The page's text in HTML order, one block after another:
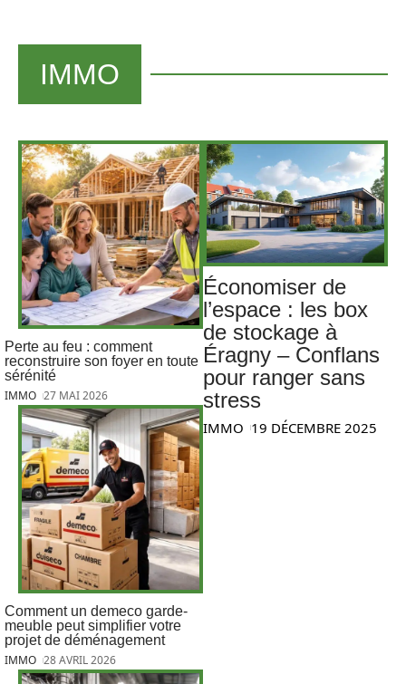
IMMO
Perte au feu : comment
reconstruire son foyer en toute
sérénité
IMMO 27 MAI 2026
Comment un demeco garde-
meuble peut simplifier votre
projet de déménagement
IMMO 28 AVRIL 2026
Économiser de
l’espace : les box
de stockage à
Éragny – Conflans
pour ranger sans
stress
IMMO 19 DÉCEMBRE 2025